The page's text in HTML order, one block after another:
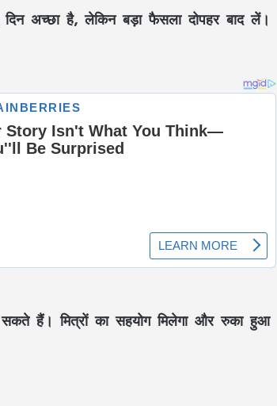
अच्छा है, लेकिन बड़ा फैसला दोपहर बाद लें।
हैं। मित्रों का सहयोग मिलेगा और रुका हुआ